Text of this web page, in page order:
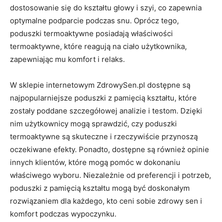
dostosowanie się do kształtu głowy i szyi, co zapewnia
optymalne podparcie podczas snu. Oprócz tego,
poduszki termoaktywne posiadają właściwości
termoaktywne, które reagują na ciało użytkownika,
zapewniając⁣ mu komfort i relaks.
W sklepie internetowym‍ ZdrowySen.pl dostępne są⁢
najpopularniejsze poduszki z pamięcią kształtu, które
zostały poddane ​szczegółowej analizie i testom. Dzięki
nim użytkownicy mogą sprawdzić,​ czy poduszki
⁣termoaktywne są skuteczne ⁤i rzeczywiście przynoszą
oczekiwane⁢ efekty. Ponadto, ⁣dostępne ‍są również opinie
innych klientów, które mogą pomóc w dokonaniu
⁢właściwego wyboru. Niezależnie od preferencji i potrzeb,
poduszki z pamięcią kształtu mogą być doskonałym
rozwiązaniem dla ⁣każdego, kto ceni sobie zdrowy sen i
komfort⁢ podczas wypoczynku.